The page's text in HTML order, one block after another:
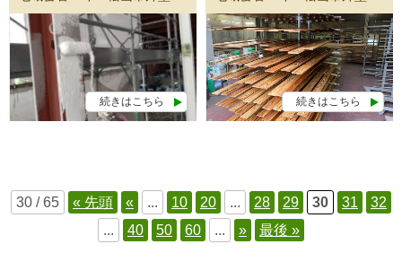
続きはこちら 続きはこちら
30 / 65 « 先頭 « ... 10 20 ... 28 29 30 31
32
...
40 50 60 ... » 最後 »